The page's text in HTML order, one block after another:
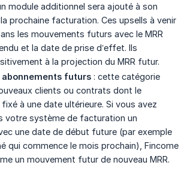
module additionnel sera ajouté à son
prochaine facturation. Ces upsells à venir
les mouvements futurs avec le MRR
et la date de prise d’effet. Ils
à la projection du MRR futur.
abonnements futurs : cette catégorie
clients ou contrats dont le
à une date ultérieure. Si vous avez
votre système de facturation un
une date de début future (par exemple
qui commence le mois prochain), Fincome
un mouvement futur de nouveau MRR.